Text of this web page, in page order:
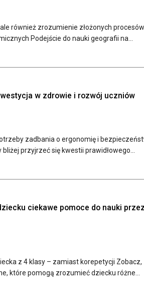
również zrozumienie złożonych procesów
Podejście do nauki geografii na...
w zdrowie i rozwój uczniów
zadbania o ergonomię i
przyjrzeć się kwestii prawidłowego...
ciekawe pomoce do nauki przez
z 4 klasy – zamiast korepetycji Zobacz,
które pomogą zrozumieć dziecku różne...